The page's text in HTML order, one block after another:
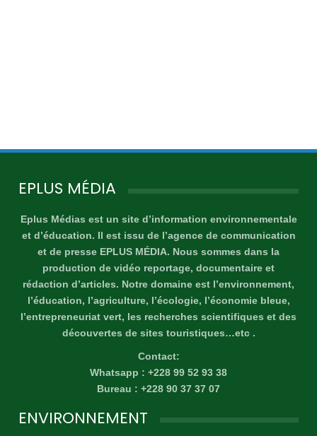
EPLUS MÉDIA
Eplus Médias est un site d’information environnementale
et d’éducation. Il est issu de l’agence de communication
et de presse EPLUS MÉDIA. Nous sommes dans la
production de vidéo reportage, documentaire et
rédaction d’articles. Notre domaine est l’environnement,
l’éducation, l’agriculture, l’écologie, l’économie bleue,
l’entrepreneuriat vert, les recherches scientifiques et des
découvertes de sites touristiques…etc .
Contact:
Whatsapp : +228 99 52 93 38
Bureau : +228 90 37 37 07
ENVIRONNEMENT